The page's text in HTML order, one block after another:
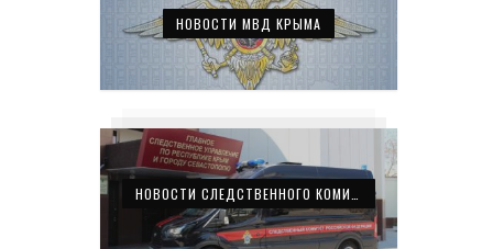
НОВОСТИ МВД КРЫМА